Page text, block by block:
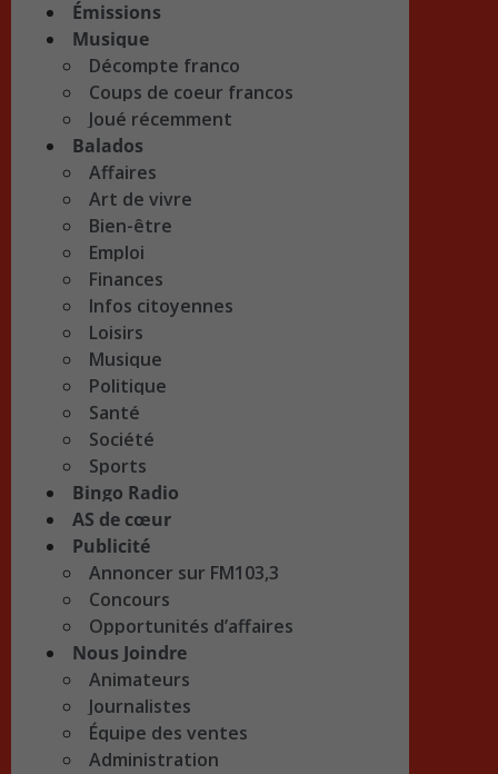
Émissions
Musique
Décompte franco
Coups de coeur francos
Joué récemment
Balados
Affaires
Art de vivre
Bien-être
Emploi
Finances
Infos citoyennes
Loisirs
Musique
Politique
Santé
Société
Sports
Bingo Radio
AS de cœur
Publicité
Annoncer sur FM103,3
Concours
Opportunités d’affaires
Nous Joindre
Animateurs
Journalistes
Équipe des ventes
Administration